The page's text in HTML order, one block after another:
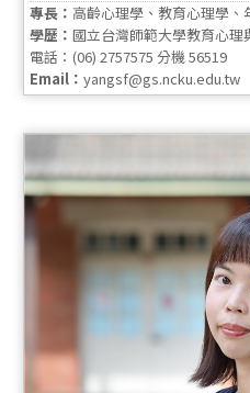
專長： 高齡心理學、教育心理學
學歷： 國立台灣師範大學教育心理
電話：(06) 2757575 分機 56519
Email： yangsf@gs.ncku.edu.tw